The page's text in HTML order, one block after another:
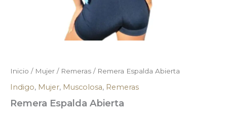
Inicio / Mujer / Remeras / Remera Espalda Abierta
Indigo, Mujer, Muscolosa, Remeras
Remera Espalda Abierta